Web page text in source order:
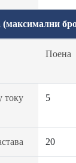
Поена
току
5
20